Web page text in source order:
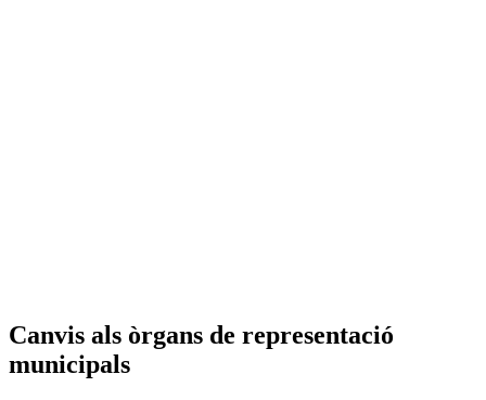
Canvis als òrgans de representació
municipals